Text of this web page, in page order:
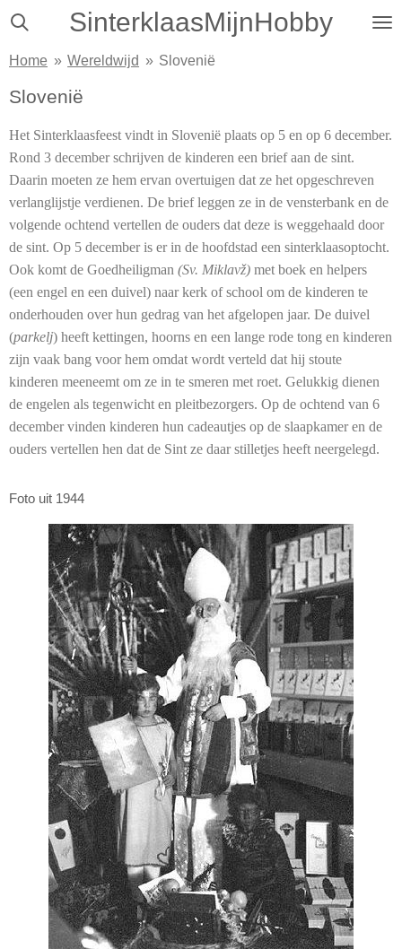
Ga
naar
hoofdinhoud
SinterklaasMijnHobby
Home » Wereldwijd » Slovenië
Slovenië
Het Sinterklaasfeest vindt in Slovenië plaats op 5 en op 6 december.
Rond 3 december schrijven de kinderen een brief aan de sint.
Daarin moeten ze hem ervan overtuigen dat ze het op­ge­schreven
verlanglijstje verdienen. De brief leggen ze in de vensterbank en de
volgende ochtend vertellen de ouders dat deze is weggehaald door
de sint. Op 5 december is er in de hoofdstad een sinterklaasoptocht.
Ook komt de Goedheiligman (Sv. Miklavž) met boek en helpers
(een engel en een duivel) naar kerk of school om de kinderen te
onderhouden over hun gedrag van het afgelopen jaar. De duivel
(parkelj) heeft kettingen, hoorns en een lange rode tong en kinderen
zijn vaak bang voor hem omdat wordt verteld dat hij stoute
kinderen meeneemt om ze in te smeren met roet. Gelukkig dienen
de engelen als tegenwicht en pleitbezorgers. Op de ochtend van 6
december vinden kinderen hun cadeautjes op de slaapkamer en de
ouders vertellen hen dat de Sint ze daar stilletjes heeft neergelegd.
Foto uit 1944